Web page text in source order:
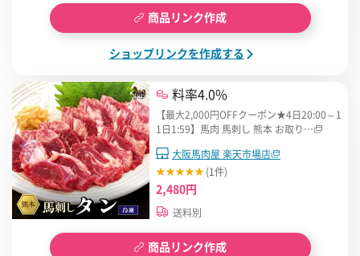
商品リンク作成
ショップリンクを作成する
料率4.0%
【最大2,000円OFFクーポン★4日20:00～1
1日1:59】馬肉 馬刺し 熊本 お取り…
大阪馬肉屋 楽天市場店
(1件)
2,480円
送料別
商品リンク作成